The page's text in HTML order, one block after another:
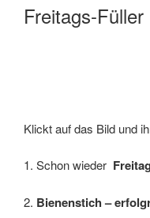
Freitags-
Klickt auf das Bild und
1. Schon wieder
2. Bienenstich –